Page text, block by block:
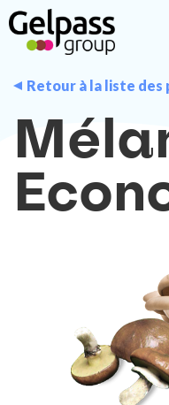
Retour à la liste des